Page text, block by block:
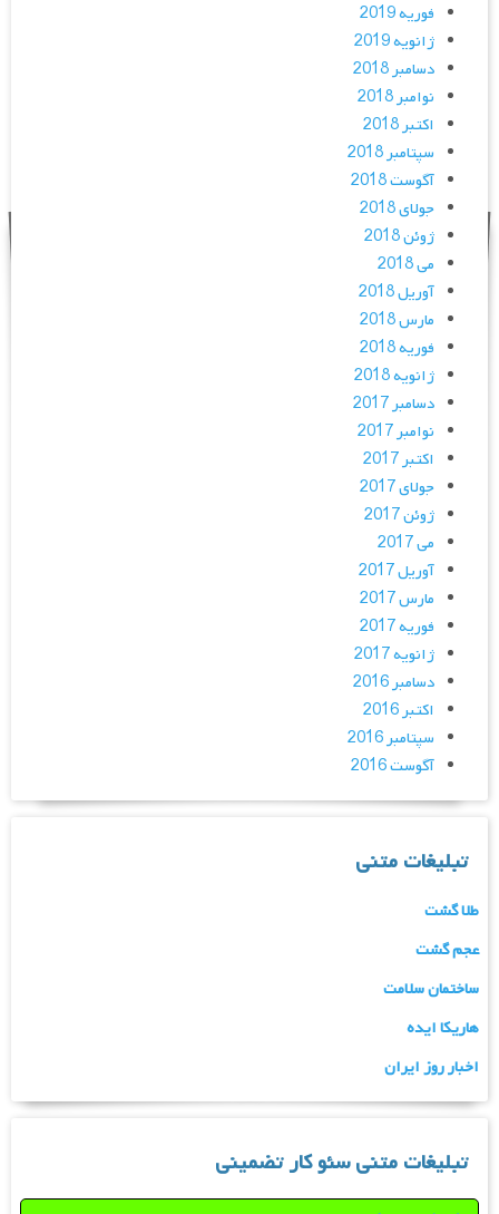
فوریه 2019
ژانویه 2019
دسامبر 2018
نوامبر 2018
اکتبر 2018
سپتامبر 2018
آگوست 2018
جولای 2018
ژوئن 2018
می 2018
آوریل 2018
مارس 2018
فوریه 2018
ژانویه 2018
دسامبر 2017
نوامبر 2017
اکتبر 2017
جولای 2017
ژوئن 2017
می 2017
آوریل 2017
مارس 2017
فوریه 2017
ژانویه 2017
دسامبر 2016
اکتبر 2016
سپتامبر 2016
آگوست 2016
تبلیغات متنی
طلا گشت
عجم گشت
ساختمان سلامت
هاریکا ایده
اخبار روز ایران
تبلیغات متنی سئو کار تضمینی